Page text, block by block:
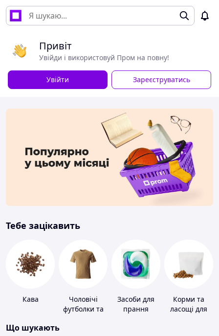
Привіт
Увійди і використовуй Пром на повну!
Увійти Зареєструватись
Тебе зацікавить
Кава
Чоловічі
футболки та
Засоби для
прання
Корми та
ласощі для
Що шукають